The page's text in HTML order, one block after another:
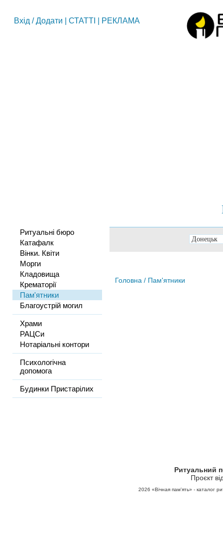
Вхід /Додати СТАТТІ РЕКЛАМА
Ритуальні бюро
Катафалк
Вінки. Квіти
Морги
Кладовища
Крематорії
Пам'ятники
Благоустрій могил
Храми
РАЦСи
Нотаріальні контори
Психологічна
допомога
Будинки Пристарілих
Головна / Пам'ятники
Ритуальний
Проєкт
2026 «Вічная пам'ять» - каталог